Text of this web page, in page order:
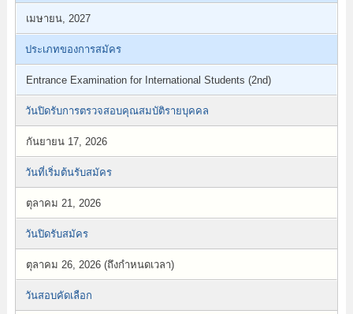
เมษายน, 2027
ประเภทของการสมัคร
Entrance Examination for International Students (2nd)
วันปิดรับการตรวจสอบคุณสมบัติรายบุคคล
กันยายน 17, 2026
วันที่เริ่มต้นรับสมัคร
ตุลาคม 21, 2026
วันปิดรับสมัคร
ตุลาคม 26, 2026 (ถึงกำหนดเวลา)
วันสอบคัดเลือก